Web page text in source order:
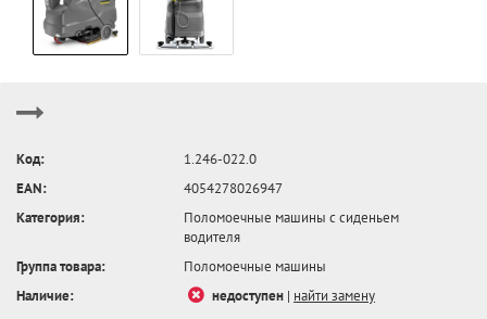
Код:
1.246-022.0
EAN:
4054278026947
Категория:
Поломоечные машины с сиденьем
водителя
Группа товара:
Поломоечные машины
Наличие:
недоступен | найти замену